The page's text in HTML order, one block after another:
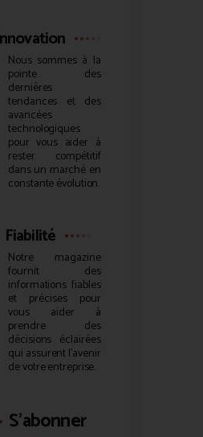
Nous sommes à la
pointe des
dernières
tendances et des
avancées
technologiques
pour vous aider à
rester compétitif
dans un marché en
constante évolution.
Fiabilité
Notre magazine
fournit des
informations fiables
et précises pour
vous aider à
prendre des
décisions éclairées
qui assurent l’avenir
de votre entreprise.
S'abonner